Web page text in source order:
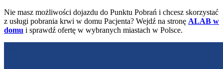
Nie masz możliwości dojazdu do Punktu Pobrań i chcesz skorzystać
z usługi pobrania krwi w domu Pacjenta? Wejdź na stronę ALAB w
domu i sprawdź ofertę w wybranych miastach w Polsce.